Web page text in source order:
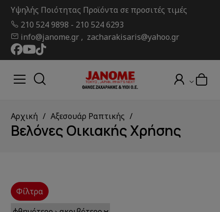
Υψηλής Ποιότητας Προϊόντα σε προσιτές τιμές
210 524 9898 - 210 524 6293
info@janome.gr , zacharakisaris@yahoo.gr
Αρχική Αξεσουάρ Ραπτικής
Βελόνες Οικιακής Χρήσης
Φίλτρα